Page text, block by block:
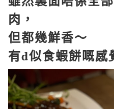
肉，
但都幾鮮香～
有d似食蝦餅嘅感